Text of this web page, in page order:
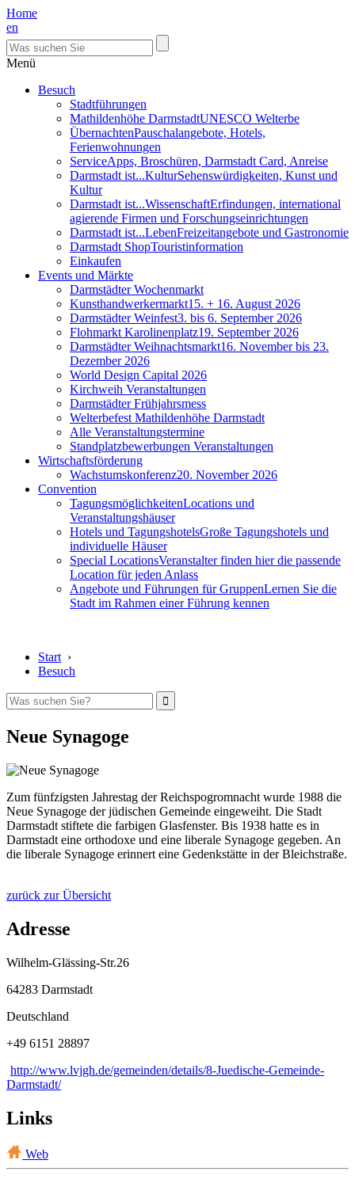
Home
en
Menü
Besuch
Stadtführungen
Mathildenhöhe DarmstadtUNESCO Welterbe
ÜbernachtenPauschalangebote, Hotels,
Ferienwohnungen
ServiceApps, Broschüren, Darmstadt Card, Anreise
Darmstadt ist...KulturSehenswürdigkeiten, Kunst und
Kultur
Darmstadt ist...WissenschaftErfindungen, international
agierende Firmen und Forschungseinrichtungen
Darmstadt ist...LebenFreizeitangebote und Gastronomie
Darmstadt ShopTouristinformation
Einkaufen
Events und Märkte
Darmstädter Wochenmarkt
Kunsthandwerkermarkt15. + 16. August 2026
Darmstädter Weinfest3. bis 6. September 2026
Flohmarkt Karolinenplatz19. September 2026
Darmstädter Weihnachtsmarkt16. November bis 23.
Dezember 2026
World Design Capital 2026
Kirchweih Veranstaltungen
Darmstädter Frühjahrsmess
Welterbefest Mathildenhöhe Darmstadt
Alle Veranstaltungstermine
Standplatzbewerbungen Veranstaltungen
Wirtschaftsförderung
Wachstumskonferenz20. November 2026
Convention
TagungsmöglichkeitenLocations und
Veranstaltungshäuser
Hotels und TagungshotelsGroße Tagungshotels und
individuelle Häuser
Special LocationsVeranstalter finden hier die passende
Location für jeden Anlass
Angebote und Führungen für GruppenLernen Sie die
Stadt im Rahmen einer Führung kennen
Start ›
Besuch
Neue Synagoge
Zum fünfzigsten Jahrestag der Reichspogromnacht wurde 1988 die
Neue Synagoge der jüdischen Gemeinde eingeweiht. Die Stadt
Darmstadt stiftete die farbigen Glasfenster. Bis 1938 hatte es in
Darmstadt eine orthodoxe und eine liberale Synagoge gegeben. An
die liberale Synagoge erinnert eine Gedenkstätte in der Bleichstraße.
zurück zur Übersicht
Adresse
Wilhelm-Glässing-Str.26
64283 Darmstadt
Deutschland
+49 6151 28897
http://www.lvjgh.de/gemeinden/details/8-Juedische-Gemeinde-
Darmstadt/
Links
Web